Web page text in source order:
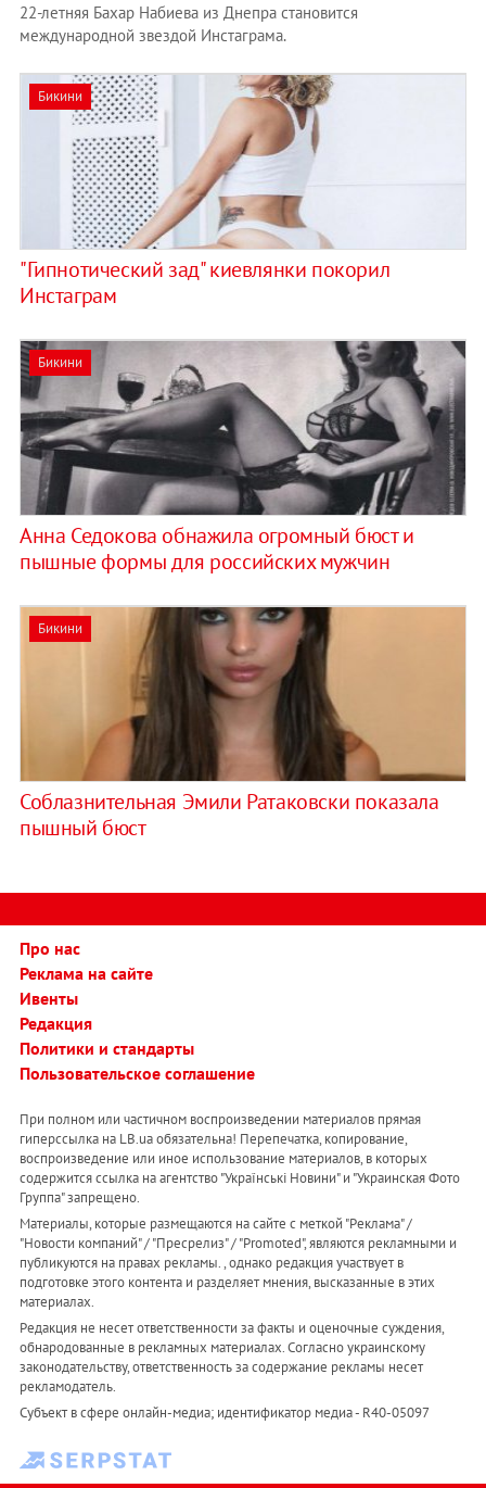
22-летняя Бахар Набиева из Днепра становится
международной звездой Инстаграма.
Бикини
"Гипнотический зад" киевлянки покорил
Инстаграм
Бикини
Анна Седокова обнажила огромный бюст и
пышные формы для российских мужчин
Бикини
Соблазнительная Эмили Ратаковски показала
пышный бюст
Про нас
Реклама на сайте
Ивенты
Редакция
Политики и стандарты
Пользовательское соглашение
При полном или частичном воспроизведении материалов прямая
гиперссылка на LB.ua обязательна! Перепечатка, копирование,
воспроизведение или иное использование материалов, в которых
содержится ссылка на агентство "Українськi Новини" и "Украинская Фото
Группа" запрещено.
Материалы, которые размещаются на сайте с меткой "Реклама" /
"Новости компаний" / "Пресрелиз" / "Promoted", являются рекламными и
публикуются на правах рекламы. , однако редакция участвует в
подготовке этого контента и разделяет мнения, высказанные в этих
материалах.
Редакция не несет ответственности за факты и оценочные суждения,
обнародованные в рекламных материалах. Согласно украинскому
законодательству, ответственность за содержание рекламы несет
рекламодатель.
Субъект в сфере онлайн-медиа; идентификатор медиа - R40-05097